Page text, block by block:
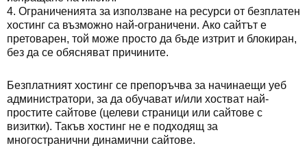
4. Ограниченията за използване на ресурси от безплатен
хостинг са възможно най-ограничени. Ако сайтът е
претоварен, той може просто да бъде изтрит и блокиран,
без да се обясняват причините.
Безплатният хостинг се препоръчва за начинаещи уеб
администратори, за да обучават и/или хостват най-
простите сайтове (целеви страници или сайтове с
визитки). Такъв хостинг не е подходящ за
многостранични динамични сайтове.